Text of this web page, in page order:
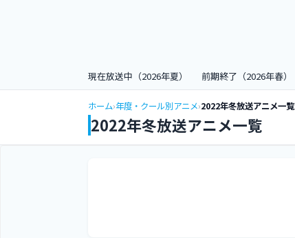
現在放送中（2026年夏） 前期終了（2026年春）
ホーム›年度・クール別アニメ›2022年冬放送アニメ一覧
2022年冬放送アニメ一覧